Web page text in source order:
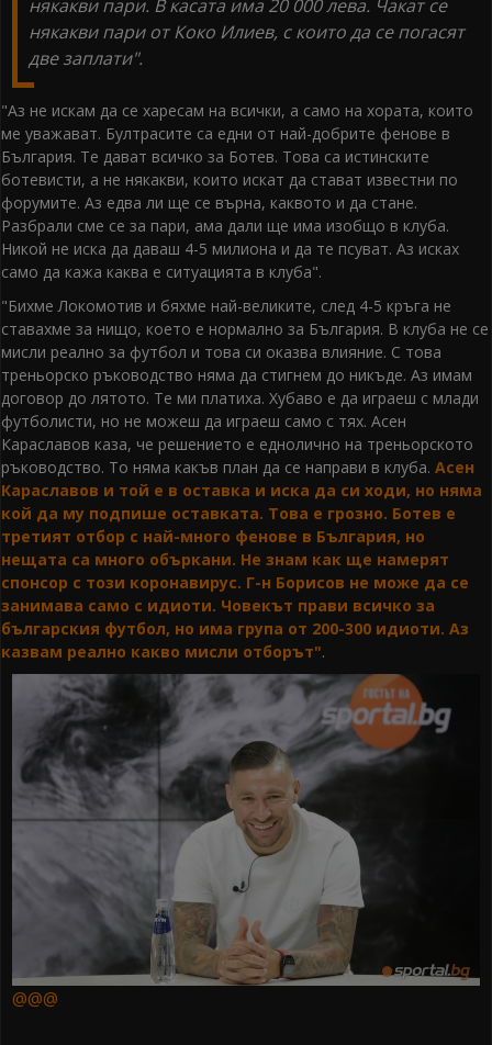
някакви пари. В касата има 20 000 лева. Чакат се
някакви пари от Коко Илиев, с които да се погасят
две заплати".
"Аз не искам да се харесам на всички, а само на хората, които
ме уважават. Бултрасите са едни от най-добрите фенове в
България. Те дават всичко за Ботев. Това са истинските
ботевисти, а не някакви, които искат да стават известни по
форумите. Аз едва ли ще се върна, каквото и да стане.
Разбрали сме се за пари, ама дали ще има изобщо в клуба.
Никой не иска да даваш 4-5 милиона и да те псуват. Аз исках
само да кажа каква е ситуацията в клуба".
"Бихме Локомотив и бяхме най-великите, след 4-5 кръга не
ставахме за нищо, което е нормално за България. В клуба не се
мисли реално за футбол и това си оказва влияние. С това
треньорско ръководство няма да стигнем до никъде. Аз имам
договор до лятото. Те ми платиха. Хубаво е да играеш с млади
футболисти, но не можеш да играеш само с тях. Асен
Караславов каза, че решението е еднолично на треньорското
ръководство. То няма какъв план да се направи в клуба. Асен
Караславов и той е в оставка и иска да си ходи, но няма
кой да му подпише оставката. Това е грозно. Ботев е
третият отбор с най-много фенове в България, но
нещата са много объркани. Не знам как ще намерят
спонсор с този коронавирус. Г-н Борисов не може да се
занимава само с идиоти. Човекът прави всичко за
българския футбол, но има група от 200-300 идиоти. Аз
казвам реално какво мисли отборът".
@@@